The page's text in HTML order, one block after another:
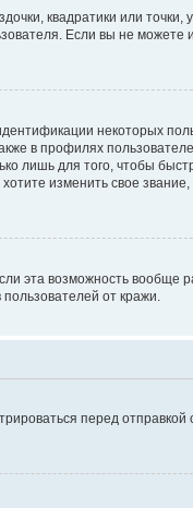
квадратики или
Если вы не можете
некоторых
в профилях
лишь для того, чтобы
изменить свое
эта возможность
от кражи.
перед